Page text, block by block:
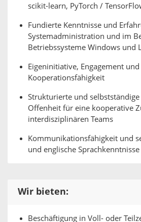
scikit-learn, PyTorch /
Fundierte Kenntnisse und
Systemadministration und im
Betriebssysteme Windows und
Eigeninitiative, Engagement und
Kooperationsfähigkeit
Strukturierte und
Offenheit für eine kooperative
interdisziplinären Teams
Kommunikationsfähigkeit und
und englische
Wir bieten:
Beschäftigung in Voll- oder